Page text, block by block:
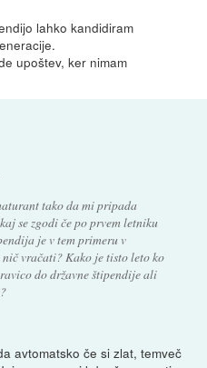
lahko kandidiram
upoštev, ker nimam
tako da mi pripada
se zgodi če po prvem letniku
je v tem primeru v
vračati? Kako je tisto leto ko
do državne štipendije ali
avtomatsko če si zlat, temveč